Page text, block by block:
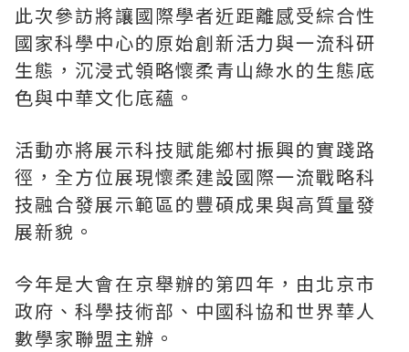
此次參訪將讓國際學者近距離感受綜合性
國家科學中心的原始創新活力與一流科研
生態，沉浸式領略懷柔青山綠水的生態底
色與中華文化底蘊。
活動亦將展示科技賦能鄉村振興的實踐路
徑，全方位展現懷柔建設國際一流戰略科
技融合發展示範區的豐碩成果與高質量發
展新貌。
今年是大會在京舉辦的第四年，由北京市
政府、科學技術部、中國科協和世界華人
數學家聯盟主辦。